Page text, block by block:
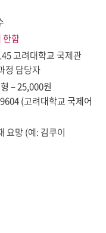
제출
한함
고려대학교 국제관
정 담당자
– 25,000원
(고려대학교 국제어
요망 (예: 김쿠이